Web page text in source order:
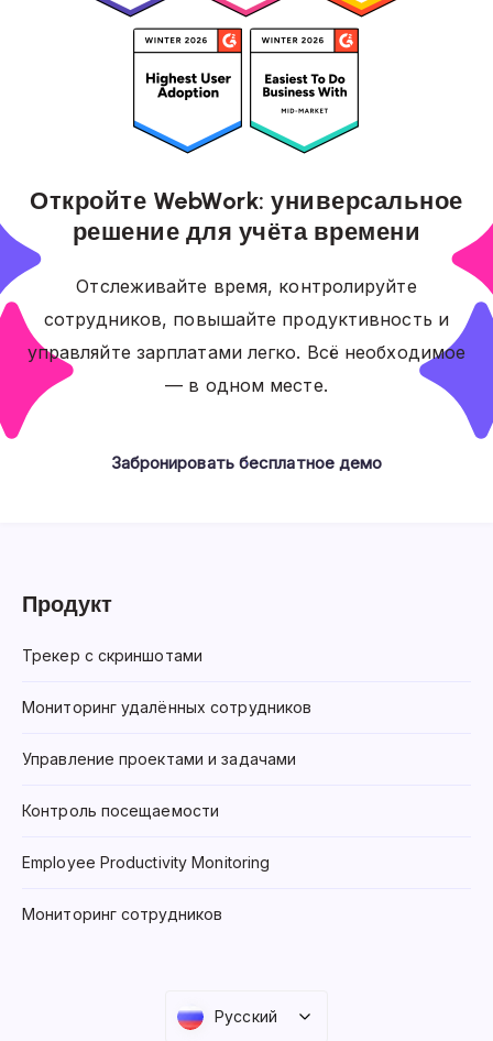
Откройте WebWork: универсальное
решение для учёта времени
Отслеживайте время, контролируйте
сотрудников, повышайте продуктивность и
управляйте зарплатами легко. Всё необходимое
— в одном месте.
Забронировать бесплатное демо
Продукт
Трекер с скриншотами
Мониторинг удалённых сотрудников
Управление проектами и задачами
Контроль посещаемости
Employee Productivity Monitoring
Мониторинг сотрудников
Русский